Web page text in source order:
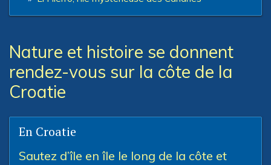
Nature et histoire se donnent
rendez-vous sur la côte de la
Croatie
En Croatie
Sautez d’île en île le long de la côte et